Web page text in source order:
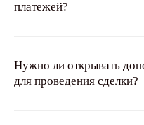
платежей?
Нужно ли открывать
для проведения сделки?